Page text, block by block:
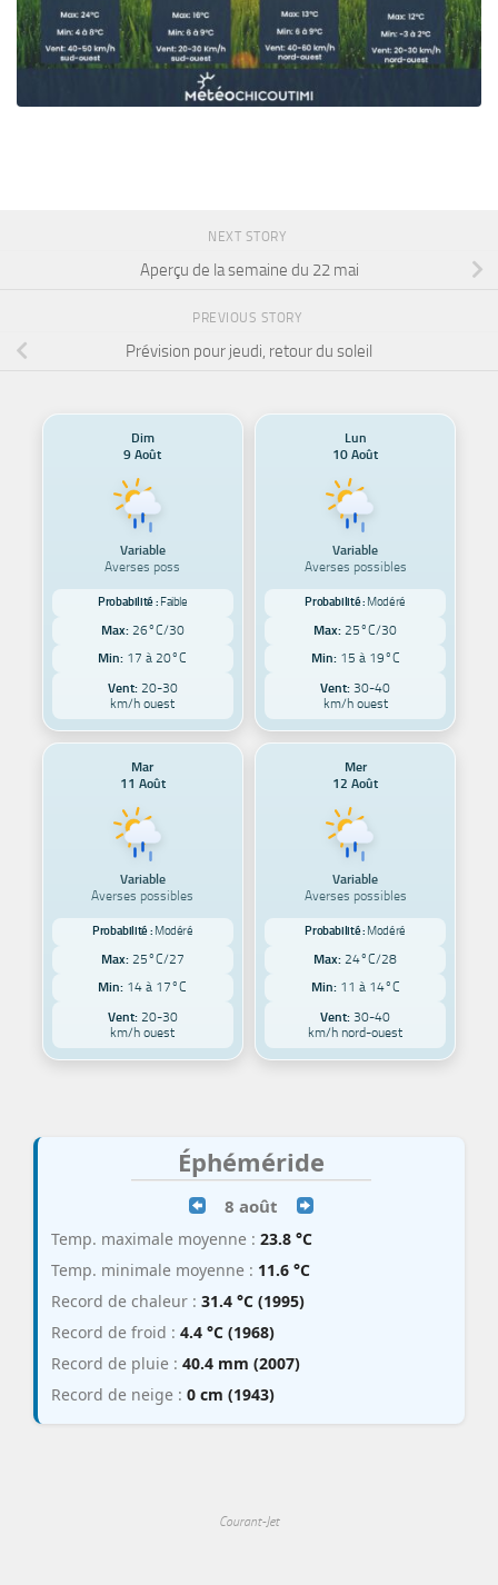
NEXT STORY
Aperçu de la semaine du 22 mai
PREVIOUS STORY
Prévision pour jeudi, retour du soleil
Dim
9 Août
Variable
Averses poss
Probabilité : Faible
Max: 26°C/30
Min: 17 à 20°C
Vent:20-30
km/h ouest
Lun
10 Août
Variable
Averses possibles
Probabilité : Modéré
Max: 25°C/30
Min: 15 à 19°C
Vent: 30-40
km/h ouest
Mar
11 Août
Variable
Averses possibles
Probabilité : Modéré
Max: 25°C/27
Min: 14 à 17°C
Vent:20-30
km/h ouest
Mer
12 Août
Variable
Averses possibles
Probabilité : Modéré
Max: 24°C/28
Min: 11 à 14°C
Vent: 30-40
km/h nord-ouest
Éphéméride
8 août
Temp. maximale moyenne : 23.8 °C
Temp. minimale moyenne : 11.6 °C
Record de chaleur : 31.4 °C (1995)
Record de froid : 4.4 °C (1968)
Record de pluie : 40.4 mm (2007)
Record de neige : 0 cm (1943)
Courant-Jet